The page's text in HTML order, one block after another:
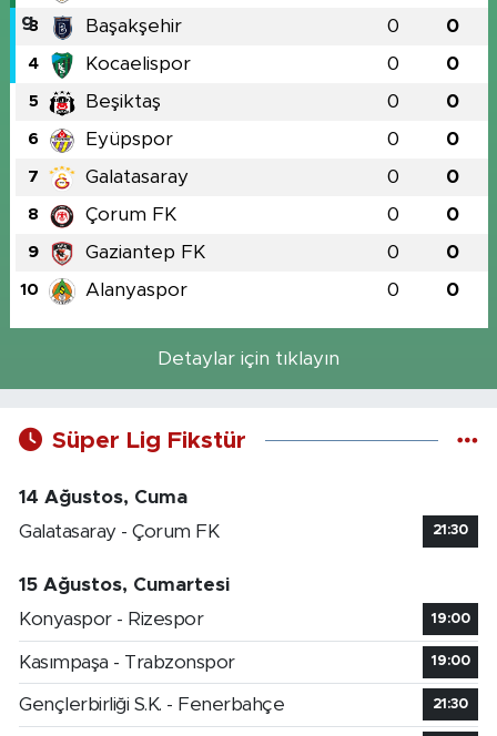
3 Başakşehir 0 0
4 Kocaelispor 0 0
5 Beşiktaş 0 0
6 Eyüpspor 0 0
7 Galatasaray 0 0
8 Çorum FK 0 0
9 Gaziantep FK 0 0
10 Alanyaspor 0 0
Detaylar için tıklayın
Süper Lig Fikstür
14 Ağustos, Cuma
Galatasaray - Çorum FK
21:30
15 Ağustos, Cumartesi
Konyaspor - Rizespor
19:00
Kasımpaşa - Trabzonspor 19:00
Gençlerbirliği S.K. - Fenerbahçe 21:30